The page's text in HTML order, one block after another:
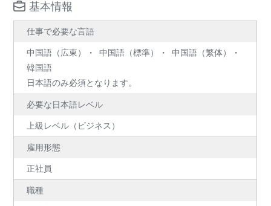
基本情報
仕事で必要な言語
中国語（広東） 中国語（標準）
中国語（繁体）
韓国語
日本語のみ必須となります。
必要な日本語レベル
上級レベル（ビジネス）
雇用形態
正社員
職種